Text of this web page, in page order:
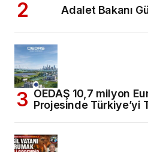
Adalet Bakanı
OEDAŞ 10,7 milyon
Projesinde Türkiye’yi